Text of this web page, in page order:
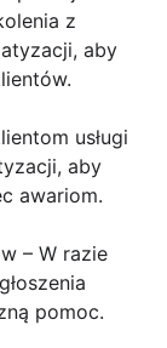
z
aby
usługi
aby
awariom.
– W razie
pomoc.